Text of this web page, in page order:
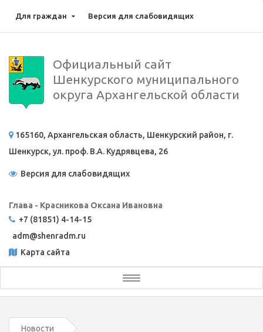
Для граждан Версия для слабовидящих
Официальный сайт
Шенкурского муниципального
округа Архангельской области
165160, Архангельская область, Шенкурский район, г.
Шенкурск, ул. проф. В.А. Кудрявцева, 26
Версия для слабовидящих
Глава - Красникова Оксана Ивановна
+7 (81851) 4-14-15
adm@shenradm.ru
Карта сайта
Toggle
navigation
Новости